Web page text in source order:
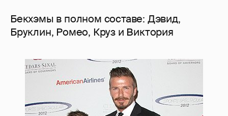
Бекхэмы в полном составе: Дэвид,
Бруклин, Ромео, Круз и Виктория